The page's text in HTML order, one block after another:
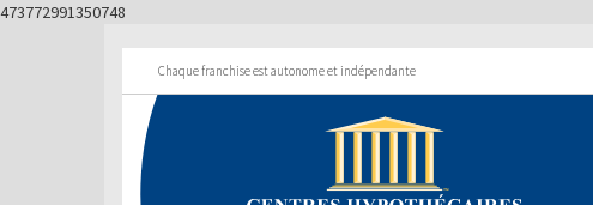
473772991350748
Chaque franchise est autonome et indépendante